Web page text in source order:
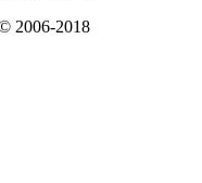
2006-2018